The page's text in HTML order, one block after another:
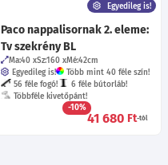
Egyedileg is!
Paco nappalisornak 2. eleme:
Tv szekrény BL
Ma:40 Sz:160 Mé:42cm
Egyedileg is!
Több mint 40 féle szín!
56 féle fogó!
6 féle bútorláb!
Többféle kivetőpánt!
-10%
41 680 Ft-tól